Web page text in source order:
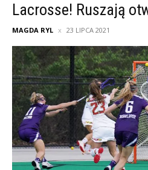
Lacrosse! Ruszają
MAGDA RYL 23 LIPCA 2021